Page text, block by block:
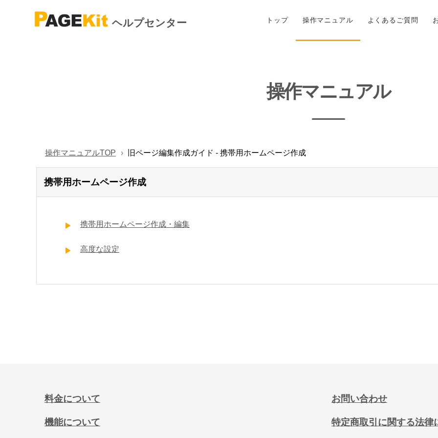
ヘルプセンター トップ 操作マニュアル よくあるご質問
操作マニュアル
操作マニュアルTOP 旧ページ編集作成ガイド - 携帯用ホームページ作成
携帯用ホームページ作成
携帯用ホームページ作成・編集
高度な設定
料金について
機能について
お問い合わせ
特定商取引に関する法律